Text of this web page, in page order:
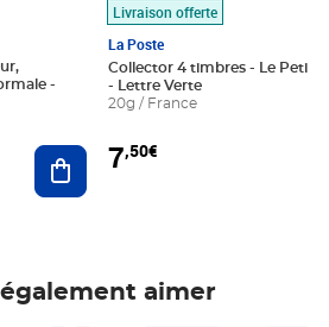
Ajouter au panier
Livraison offerte
La Poste
Collector 4 timbres - Le Petit
- Lettre Verte
20g / France
7,50€
aimer